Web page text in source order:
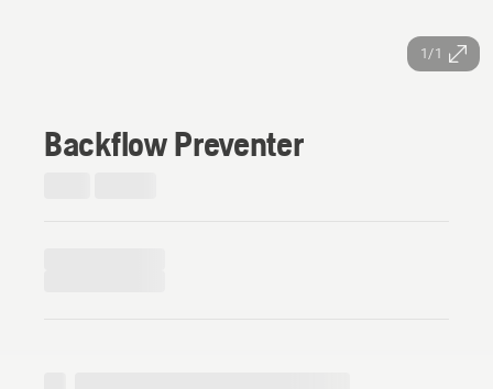
1/1
Backflow Preventer